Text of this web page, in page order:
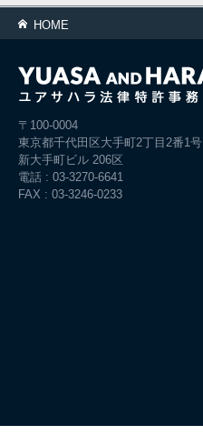
HOME
〒100-0004
東京都千代田区大手町2丁目2番1号
新大手町ビル 206区
電話 : 03-3270-6641
FAX : 03-3246-0233